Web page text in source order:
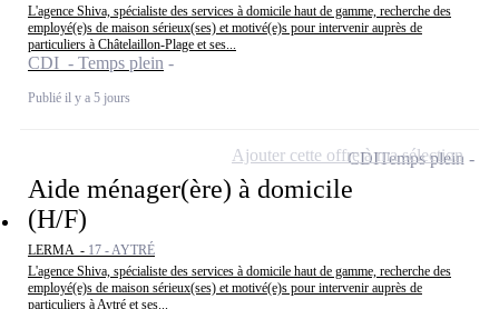
L'agence Shiva, spécialiste des services à domicile haut de gamme, recherche des
employé(e)s de maison sérieux(ses) et motivé(e)s pour intervenir auprès de
particuliers à Châtelaillon-Plage et ses...
CDI - Temps plein
Publié il y a 5 jours
Aide ménager(ère) à domicile
(H/F)
LERMA - 17 - AYTRÉ
L'agence Shiva, spécialiste des services à domicile haut de gamme, recherche des
employé(e)s de maison sérieux(ses) et motivé(e)s pour intervenir auprès de
particuliers à Aytré et ses...
CDITemps plein
Ajouter cette offre à ma sélection